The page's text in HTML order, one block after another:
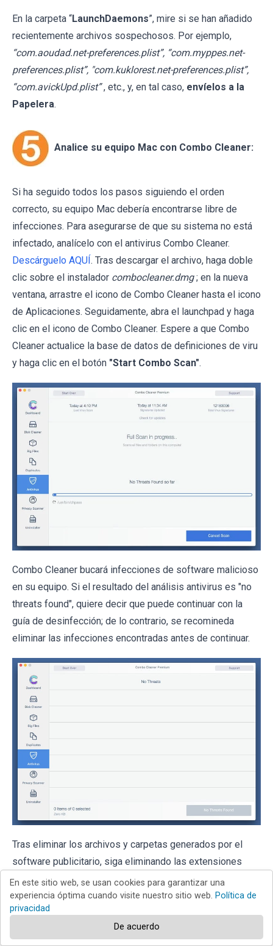
En la carpeta “LaunchDaemons”, mire si se han añadido
recientemente archivos sospechosos. Por ejemplo,
“com.aoudad.net-preferences.plist”, “com.myppes.net-
preferences.plist”, "com.kuklorest.net-preferences.plist”,
“com.avickUpd.plist” , etc., y, en tal caso, envíelos a la
Papelera.
Analice su equipo Mac con Combo Cleaner:
Si ha seguido todos los pasos siguiendo el orden
correcto, su equipo Mac debería encontrarse libre de
infecciones. Para asegurarse de que su sistema no está
infectado, analícelo con el antivirus Combo Cleaner.
Descárguelo AQUÍ . Tras descargar el archivo, haga doble
clic sobre el instalador combocleaner.dmg ; en la nueva
ventana, arrastre el icono de Combo Cleaner hasta el icono
de Aplicaciones. Seguidamente, abra el launchpad y haga
clic en el icono de Combo Cleaner. Espere a que Combo
Cleaner actualice la base de datos de definiciones de viru
y haga clic en el botón "Start Combo Scan".
Combo Cleaner bucará infecciones de software malicioso
en su equipo. Si el resultado del análisis antivirus es "no
threats found", quiere decir que puede continuar con la
guía de desinfección; de lo contrario, se recomineda
eliminar las infecciones encontradas antes de continuar.
Tras eliminar los archivos y carpetas generados por el
software publicitario, siga eliminando las extensiones
dudosas de sus navegadores web.
Eliminar el los anuncios de
En este sitio web, se usan cookies para garantizar una
experiencia óptima cuando visite nuestro sitio web. Política de
privacidad
De acuerdo